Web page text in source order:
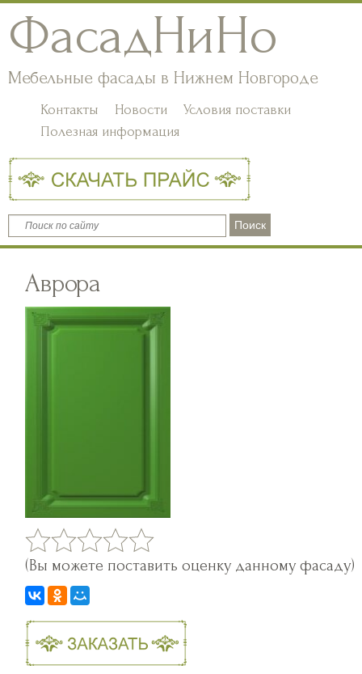
ФасадНиНо
Мебельные фасады в Нижнем Новгороде
Контакты Новости
Условия поставки
Полезная информация
Аврора
(Вы можете поставить оценку данному фасаду)